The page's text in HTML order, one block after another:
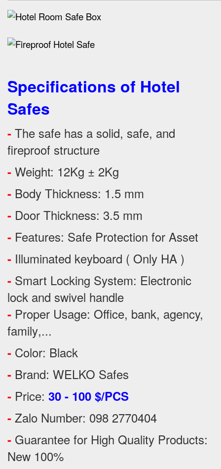
Specifications of Hotel
Safes
- The safe has a solid, safe, and
fireproof structure
- Weight: 12Kg ± 2Kg
- Body Thickness: 1.5 mm
- Door Thickness: 3.5 mm
- Features: Safe Protection for Asset
- Illuminated keyboard ( Only HA )
- Smart Locking System: Electronic
lock and swivel handle
- Proper Usage: Office, bank, agency,
family,...
- Color: Black
- Brand: WELKO Safes
- Price: 30 - 100 $/PCS
- Zalo Number: 098 2770404
- Guarantee for High Quality Products:
New 100%